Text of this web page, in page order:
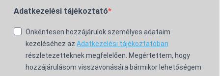
Adatkezelési tájékoztató
Önkéntesen hozzájárulok személyes adataim
kezeléséhez az Adatkezelési tájékoztatóban
részletezetteknek megfelelően. Megértettem, hogy
hozzájárulásom visszavonására bármikor lehetőségem